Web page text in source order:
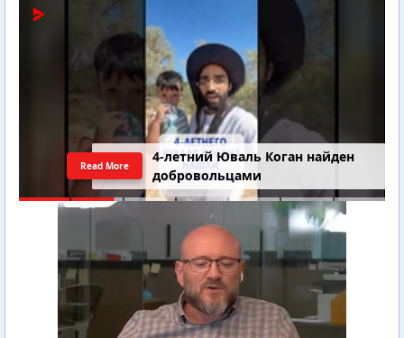
4-летний Юваль Коган найден
добровольцами
Read More